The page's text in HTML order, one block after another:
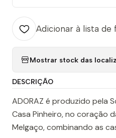
Adicionar à lista de
Mostrar stock das
DESCRIÇÃO
ADORAZ é produzido pela
Casa Pinheiro, no coração
Melgaço, combinando as